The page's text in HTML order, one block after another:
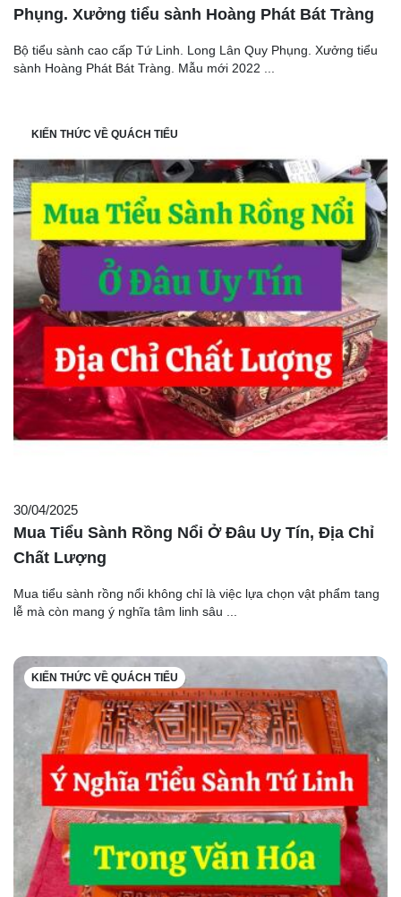
Phụng. Xưởng tiểu sành Hoàng Phát Bát Tràng
Bộ tiểu sành cao cấp Tứ Linh. Long Lân Quy Phụng. Xưởng tiểu
sành Hoàng Phát Bát Tràng. Mẫu mới 2022 ...
KIẾN THỨC VỀ QUÁCH TIỂU
30/04/2025
Mua Tiểu Sành Rồng Nổi Ở Đâu Uy Tín, Địa Chỉ
Chất Lượng
Mua tiểu sành rồng nổi không chỉ là việc lựa chọn vật phẩm tang
lễ mà còn mang ý nghĩa tâm linh sâu ...
KIẾN THỨC VỀ QUÁCH TIỂU